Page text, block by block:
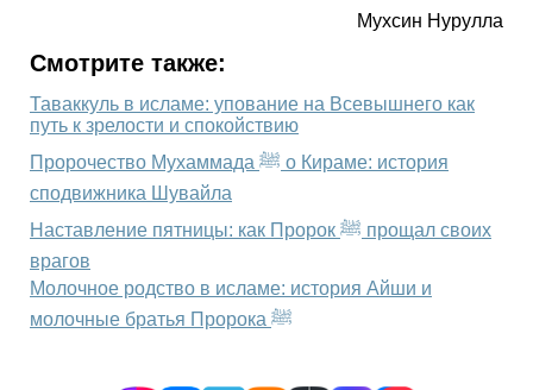
Мухсин Нурулла
Смотрите также:
Таваккуль в исламе: упование на Всевышнего как
путь к зрелости и спокойствию
Пророчество Мухаммада ﷺ о Кираме: история
сподвижника Шувайла
Наставление пятницы: как Пророк ﷺ прощал своих
врагов
Молочное родство в исламе: история Айши и
молочные братья Пророка ﷺ